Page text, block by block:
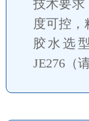
技术要求
度可控，
胶水选
JE276（